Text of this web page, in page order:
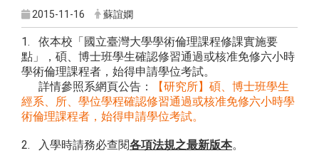
2015-11-16 蘇誼嫻
1. 依本校「國立臺灣大學學術倫理課程修課實施要
點」，碩、博士班學生確認修習通過或核准免修六小時
學術倫理課程者，始得申請學位考試。
詳情參照系網頁公告：
【研究所】碩、博士班學生
經系、所、學位學程確認修習通過或核准免修六小時學
術倫理課程者，始得申請學位考試。
2. 入學時請務必查閱各項法規之最新版本。